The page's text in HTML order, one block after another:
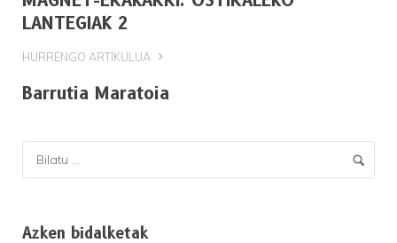
LANTEGIAK 2
HURRENGO ARTIKULUA
Barrutia Maratoia
Azken bidalketak